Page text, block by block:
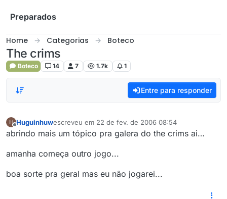
Preparados
Home Categorias Boteco
The crims
Boteco 14 7 1.7k 1
Entre para responder
H
Offline
Huguinhuwescreveu em 22 de fev. de 2006 08:54
última edição por
abrindo mais um tópico pra galera do the crims ai…
amanha começa outro jogo...
boa sorte pra geral mas eu não jogarei...